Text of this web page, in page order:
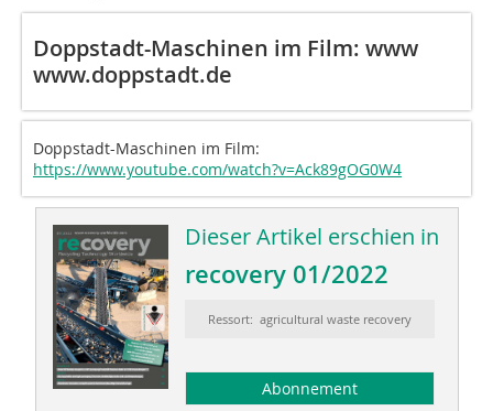
Doppstadt-Maschinen im Film: www
www.doppstadt.de
Doppstadt-Maschinen im Film:
https://www.youtube.com/watch?v=Ack89gOG0W4
Dieser Artikel erschien in
recovery 01/2022
Ressort: agricultural waste recovery
Abonnement